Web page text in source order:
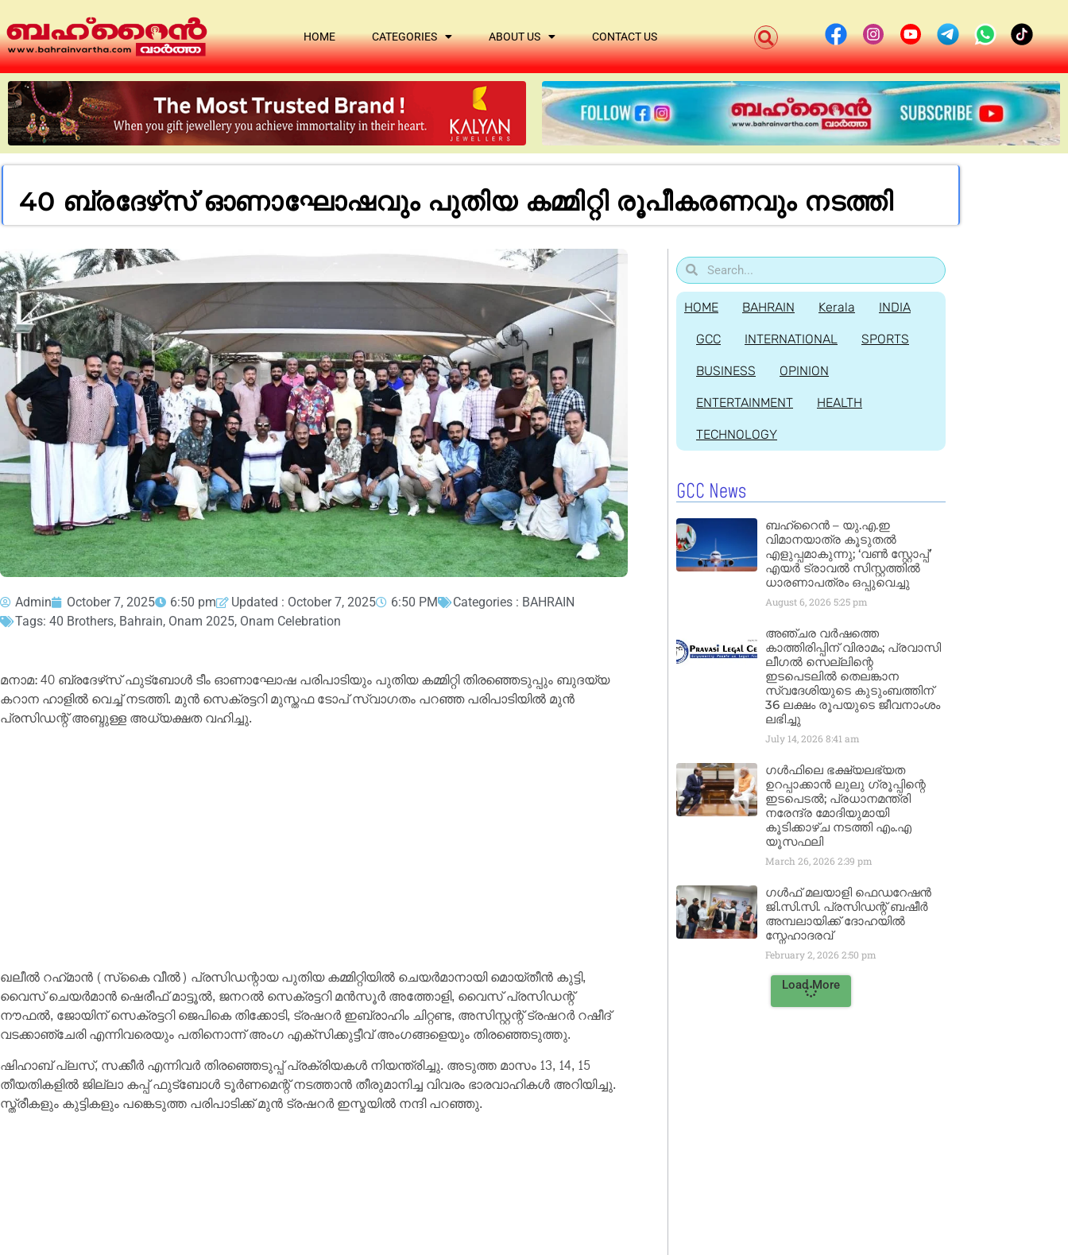
HOME CATEGORIES ABOUT US CONTACT US
40 ബ്രദേഴ്‌സ് ഓണാഘോഷവും പുതിയ കമ്മിറ്റി രൂപീകരണവും നടത്തി
Admin October 7, 2025 6:50 pm Updated : October 7, 2025 6:50 PM Categories : BAHRAIN
Tags: 40 Brothers, Bahrain, Onam 2025, Onam Celebration
മനാമ: 40 ബ്രദേഴ്‌സ് ഫുട്‌ബോള്‍ ടീം ഓണാഘോഷ പരിപാടിയും പുതിയ കമ്മിറ്റി തിരഞ്ഞെടുപ്പും ബുദയ്യ
കറാന ഹാളില്‍ വെച്ച് നടത്തി. മുന്‍ സെക്രട്ടറി മുസ്തഫ ടോപ് സ്വാഗതം പറഞ്ഞ പരിപാടിയില്‍ മുന്‍
പ്രസിഡന്റ് അബ്ദുള്ള അധ്യക്ഷത വഹിച്ചു.
ഖലീല്‍ റഹ്‌മാന്‍ (സ്‌കൈ വീല്‍) പ്രസിഡന്റായ പുതിയ കമ്മിറ്റിയില്‍ ചെയര്‍മാനായി മൊയ്തീന്‍ കുട്ടി,
വൈസ് ചെയര്‍മാന്‍ ഷെരീഫ് മാട്ടൂല്‍, ജനറല്‍ സെക്രട്ടറി മന്‍സൂര്‍ അത്തോളി, വൈസ് പ്രസിഡന്റ്
നൗഫല്‍, ജോയിന് സെക്രട്ടറി ജെപികെ തിക്കോടി, ട്രഷറര്‍ ഇബ്രാഹിം ചിറ്റണ്ട, അസിസ്റ്റന്റ് ട്രഷറര്‍ റഷീദ്
വടക്കാഞ്ചേരി എന്നിവരെയും പതിനൊന്ന് അംഗ എക്‌സിക്കുട്ടീവ് അംഗങ്ങളെയും തിരഞ്ഞെടുത്തു.
ഷിഹാബ് പ്ലസ്, സക്കീര്‍ എന്നിവര്‍ തിരഞ്ഞെടുപ്പ് പ്രക്രിയകള്‍ നിയന്ത്രിച്ചു. അടുത്ത മാസം 13, 14, 15
തീയതികളില്‍ ജില്ലാ കപ്പ് ഫുട്‌ബോള്‍ ടൂര്‍ണമെന്റ് നടത്താന്‍ തീരുമാനിച്ച വിവരം ഭാരവാഹികള്‍ അറിയിച്ചു.
സ്ത്രീകളും കുട്ടികളും പങ്കെടുത്ത പരിപാടിക്ക് മുന്‍ ട്രഷറര്‍ ഇസ്മയില്‍ നന്ദി പറഞ്ഞു.
HOME BAHRAIN Kerala INDIA
GCC INTERNATIONAL SPORTS
BUSINESS OPINION
ENTERTAINMENT HEALTH
TECHNOLOGY
GCC News
ബഹ്‌റൈൻ – യു.എ.ഇ
വിമാനയാത്ര കൂടുതൽ
എളുപ്പമാകുന്നു; ‘വൺ സ്റ്റോപ്പ്’
എയർ ട്രാവൽ സിസ്റ്റത്തിൽ
ധാരണാപത്രം ഒപ്പുവെച്ചു
August 6, 2026 5:25 pm
അഞ്ചര വർഷത്തെ
കാത്തിരിപ്പിന് വിരാമം; പ്രവാസി
ലീഗൽ സെല്ലിന്റെ
ഇടപെടലിൽ തെലങ്കാന
സ്വദേശിയുടെ കുടുംബത്തിന്
36 ലക്ഷം രൂപയുടെ ജീവനാംശം
ലഭിച്ചു
July 14, 2026 8:41 am
ഗൾഫിലെ ഭക്ഷ്യലഭ്യത
ഉറപ്പാക്കാൻ ലുലു ഗ്രൂപ്പിന്റെ
ഇടപെടൽ; പ്രധാനമന്ത്രി
നരേന്ദ്ര മോദിയുമായി
കൂടിക്കാഴ്ച നടത്തി എം.എ
യൂസഫലി
March 26, 2026 2:39 pm
ഗൾഫ് മലയാളി ഫെഡറേഷൻ
ജി.സി.സി. പ്രസിഡന്റ് ബഷീർ
അമ്പലായിക്ക് ദോഹയിൽ
സ്നേഹാദരവ്
February 2, 2026 2:50 pm
Load More